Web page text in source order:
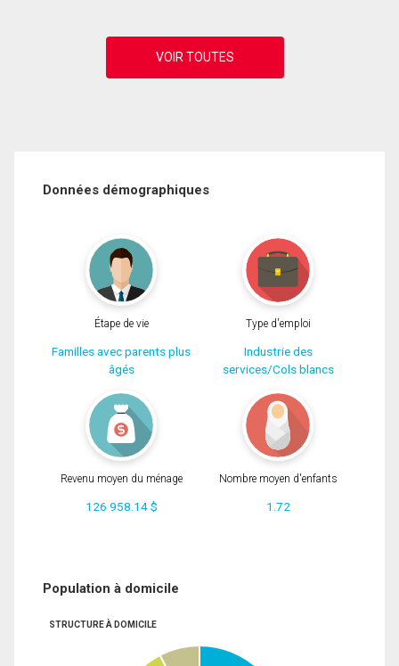
Données démographiques
Étape de vie
Familles avec parents plus
âgés
Type d'emploi
Industrie des
services/Cols blancs
Revenu moyen du ménage
126 958.14 $
Nombre moyen d'enfants
1.72
Population à domicile
STRUCTURE À DOMICILE